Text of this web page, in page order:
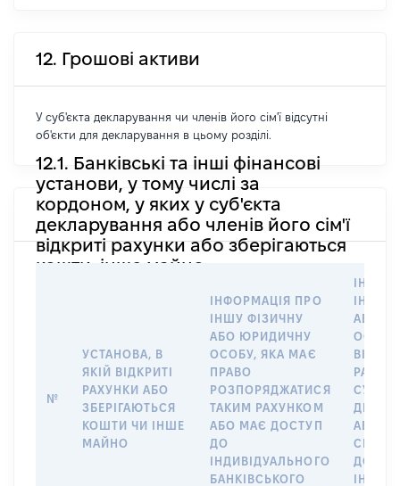
12. Грошові активи
У суб'єкта декларування чи членів його сім'ї відсутні
об'єкти для декларування в цьому розділі.
12.1. Банківські та інші фінансові
установи, у тому числі за
кордоном, у яких у суб'єкта
декларування або членів його сім'ї
відкриті рахунки або зберігаються
кошти, інше майно
№
УСТАНОВА, В
ЯКІЙ ВІДКРИТІ
РАХУНКИ АБО
ЗБЕРІГАЮТЬСЯ
КОШТИ ЧИ ІНШЕ
МАЙНО
ІНФОРМАЦІЯ ПРО
ІНШУ ФІЗИЧНУ
АБО ЮРИДИЧНУ
ОСОБУ, ЯКА МАЄ
ПРАВО
РОЗПОРЯДЖАТИСЯ
ТАКИМ РАХУНКОМ
АБО МАЄ ДОСТУП
ДО
ІНДИВІДУАЛЬНОГО
БАНКІВСЬКОГО
ІНШУ
АБО
АБО
СІМ’Ї